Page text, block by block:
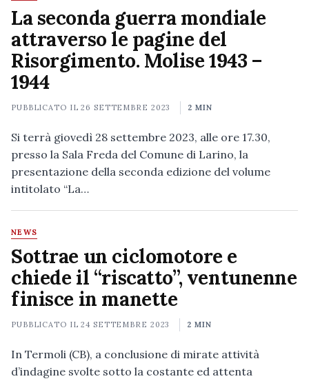
La seconda guerra mondiale
attraverso le pagine del
Risorgimento. Molise 1943 –
1944
PUBBLICATO IL26 SETTEMBRE 2023 2 MIN
Si terrà giovedì 28 settembre 2023, alle ore 17.30,
presso la Sala Freda del Comune di Larino, la
presentazione della seconda edizione del volume
intitolato “La…
NEWS
Sottrae un ciclomotore e
chiede il “riscatto”, ventunenne
finisce in manette
PUBBLICATO IL24 SETTEMBRE 2023 2 MIN
In Termoli (CB), a conclusione di mirate attività
d’indagine svolte sotto la costante ed attenta